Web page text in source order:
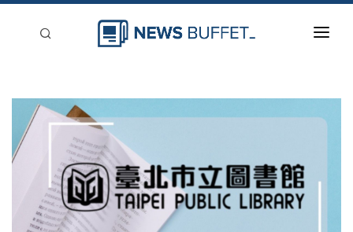
新聞稿分類
刊登